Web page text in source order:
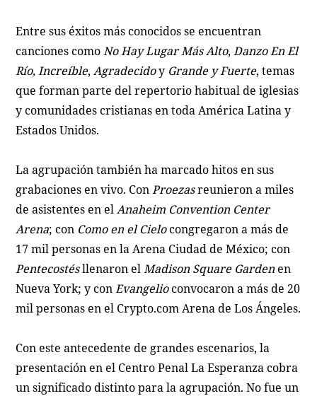
Entre sus éxitos más conocidos se encuentran
canciones comoNo Hay Lugar Más Alto,Danzo En El
Río, Increíble,Agradecidoy Grande y Fuerte, temas
que forman parte del repertorio habitual de iglesias
y comunidades cristianas en toda América Latina y
Estados Unidos.
La agrupación también ha marcado hitos en sus
grabaciones en vivo. ConProezasreunieron a miles
de asistentes en elAnaheim Convention Center
Arena; con Como en el Cielocongregaron a más de
17 mil personas en la Arena Ciudad de México; con
Pentecostésllenaron elMadison Square Gardenen
Nueva York; y conEvangelioconvocaron a más de 20
mil personas en el Crypto.com Arena de Los Ángeles.
Con este antecedente de grandes escenarios, la
presentación en el Centro Penal La Esperanza cobra
un significado distinto para la agrupación. No fue un